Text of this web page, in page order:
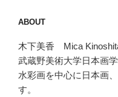
ABOUT
木下美香 Mica
武蔵野美術大学日本画学
水彩画を中心に日本画
す。